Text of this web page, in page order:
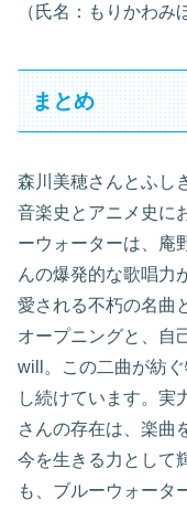
（氏名：もりかわみ
まとめ
森川美穂さんとふし
音楽史とアニメ史に
ーウォーターは、庵
んの爆発的な歌唱力
愛される不朽の名曲
オープニングと、自
will。この二曲が紡
し続けています。実
さんの存在は、楽曲
今を生きる力として
も、ブルーウォータ